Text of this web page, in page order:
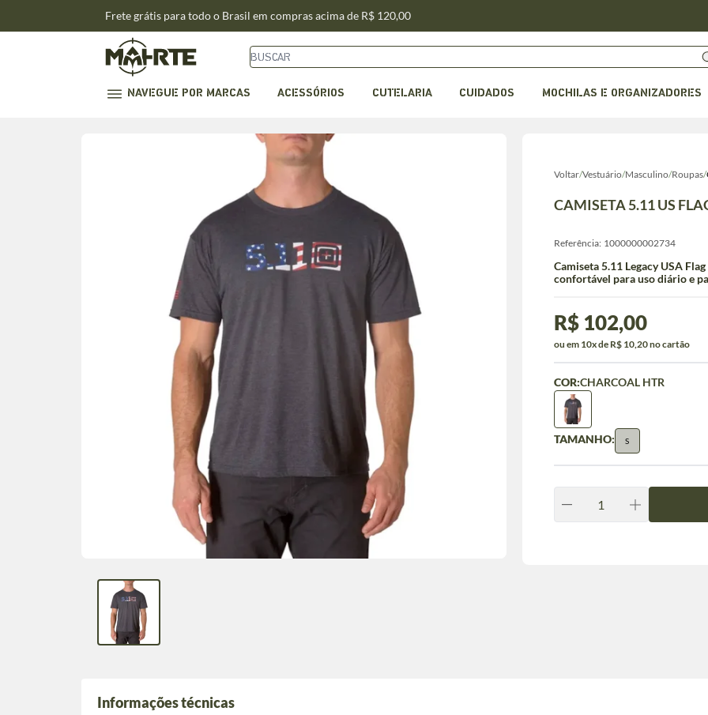
Frete grátis para todo o Brasil em compras acima de R$ 120,00
NAVEGUE POR MARCAS ACESSÓRIOS CUTELARIA CUIDADOS MOCHILAS E ORGANIZADORES
Voltar/Vestuário/Masculino/Roupas/
CAMISETA 5.11 US
Referência: 1000000002734
Camiseta 5.11 Legacy USA
confortável para uso diário e
R$ 102,00
ou em 10x de R$ 10,20 no cartão
TAMANHO: S
COR:CHARCOAL HTR
Informações técnicas